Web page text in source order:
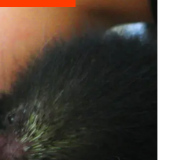
skulle skje
til prosjektet